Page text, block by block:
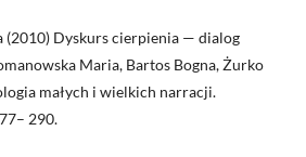
(2010) Dyskurs cierpienia — dialog
Maria, Bartos Bogna, Żurko
małych i wielkich narracji.
290.